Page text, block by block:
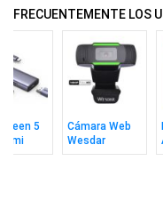
FRECUENTEMENTE LOS
5
Cámara Web
Wesdar
W1080